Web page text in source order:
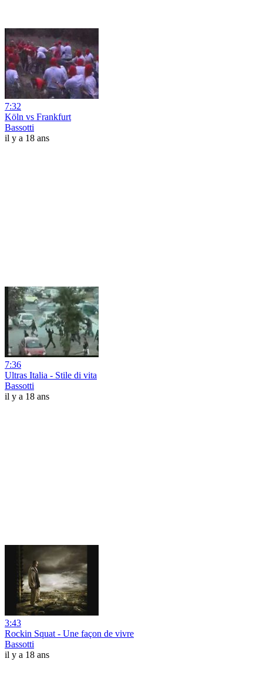
7:32
Köln vs Frankfurt
Bassotti
il y a 18 ans
7:36
Ultras Italia - Stile di vita
Bassotti
il y a 18 ans
3:43
Rockin Squat - Une façon de vivre
Bassotti
il y a 18 ans